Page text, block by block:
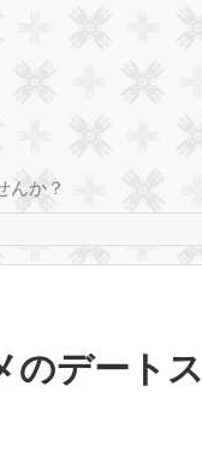
んか？
のデートス